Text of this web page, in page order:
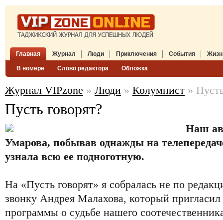
Главная Журнал
В номере Слово редактора Обложка
Люди Приключения События
Журнал VIPzone » Люди » Колумнист »
Пусть говорят?
Наш
Умарова, побывав однажды на
узнала всю ее подноготную.
На «Пусть говорят» я собралась не по
звонку Андрея Малахова, который
программы о судьбе нашего